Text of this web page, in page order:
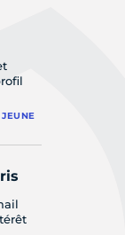
JEUNE